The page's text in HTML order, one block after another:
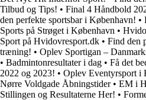
Tilbud og Tips! • Final 4 Håndbold
den perfekte sportsbar i København! •
Sports på Strøget i København •
Sport på Hvidovresport.dk • Find den
træning! • Oplev Sportigan –
• Badmintonresultater i dag • Få det
2022 og 2023! • Oplev Eventyrsport i
Nørre Voldgade Åbningstider• EM i
Stillingen og Resultaterne Her! •